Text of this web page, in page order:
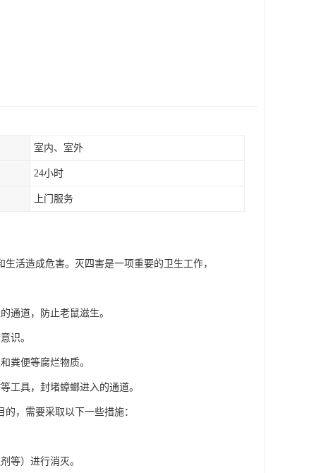
室内、室外
24小时
上门服务
活造成危害。灭四害是一项重要的卫生工作，
通道，防止老鼠滋生。
识。
粪便等腐烂物质。
工具，封堵蟑螂进入的通道。
，需要采取以下一些措施：
等）进行消灭。